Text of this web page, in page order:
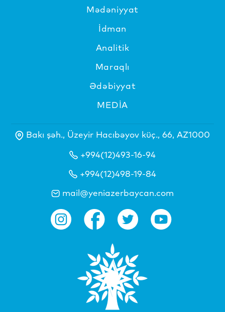
Mədəniyyat
İdman
Analitik
Maraqlı
Ədəbiyyat
MEDİA
Bakı şəh., Üzeyir Hacıbəyov küç., 66, AZ1000
+994(12)493-16-94
+994(12)498-19-84
mail@yeniazerbaycan.com